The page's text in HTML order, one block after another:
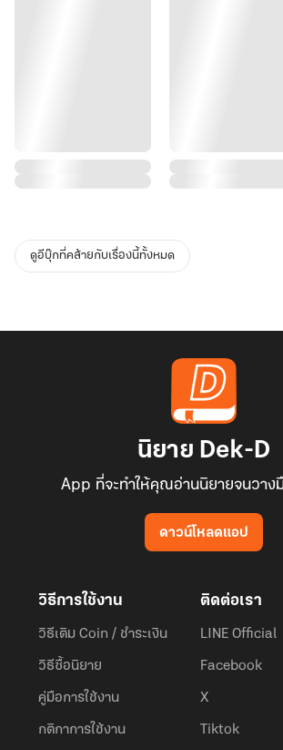
ดูอีบุ๊กที่คล้ายกับเรื่องนี้ทั้งหมด
นิยาย Dek-D
App ที่จะทำให้คุณอ่านนิยายจนวาง
ดาวน์โหลดแอป
วิธีการใช้งาน
วิธีเติม Coin / ชำระเงิน
วิธีซื้อนิยาย
คู่มือการใช้งาน
กติกาการใช้งาน
ติดต่อเรา
LINE Official
Facebook
X
Tiktok